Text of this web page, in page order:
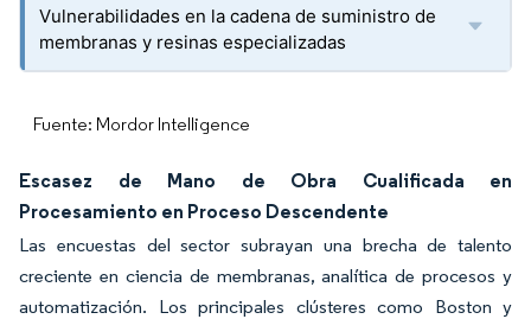
Vulnerabilidades en la cadena de suministro de
membranas y resinas especializadas
Fuente: Mordor Intelligence
Escasez de Mano de Obra Cualificada en
Procesamiento en Proceso Descendente
Las encuestas del sector subrayan una brecha de talento
creciente en ciencia de membranas, analítica de procesos y
automatización. Los principales clústeres como Boston y